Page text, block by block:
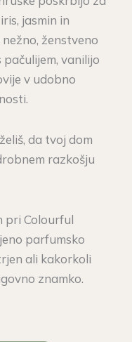
jasmin in
ženstveno
pačulijem, vanilijo
v udobno
da tvoj dom
razkošju
pri Colourful
parfumsko
ali kakorkoli
znamko.